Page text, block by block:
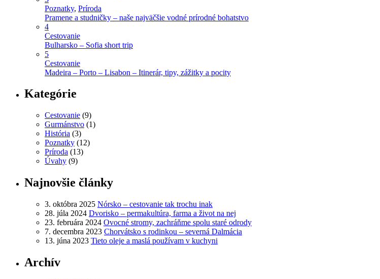
Poznatky, Príroda
Pramene a studničky – naše najväčšie vodné prírodné bohatstvo
4
Cestovanie
Bulharsko – Sofia short trip
5
Cestovanie
Madeira – Porto – Lisabon – Itinerár, tipy, zážitky a pocity
Kategórie
Cestovanie (9)
Gurmánstvo (1)
História (3)
Poznatky (12)
Príroda (13)
Úvahy (9)
Najnovšie články
3. októbra 2025 Nórsko – cestovanie tak trochu inak
28. júla 2024 Dvorisko – permakultúra, farma a život na nej
23. februára 2024 Ovocné stromy, zachráňme spolu staré odrody
7. decembra 2023 Chorvátsko s rodinkou – severná Dalmácia
13. júna 2023 Tieto oleje a maslá používam v kuchyni
Archív